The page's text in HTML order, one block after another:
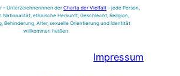
– Unterzeichnerinnen derCharta der Vielfalt – jede Person,
Nationalität, ethnische Herkunft, Geschlecht, Religion,
Behinderung, Alter, sexuelle Orientierung und Identität
willkommen heißen.
Impressum